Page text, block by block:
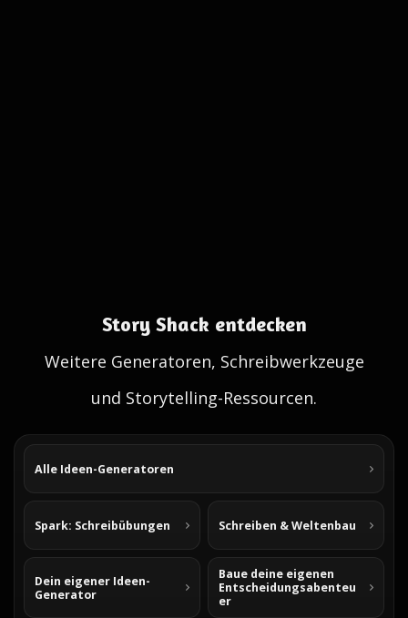
Story Shack entdecken
Weitere Generatoren, Schreibwerkzeuge
und Storytelling-Ressourcen.
Alle Ideen-Generatoren
Spark: Schreibübungen Schreiben & Weltenbau
Dein eigener Ideen-
Generator
Baue deine eigenen
Entscheidungsabenteu
er